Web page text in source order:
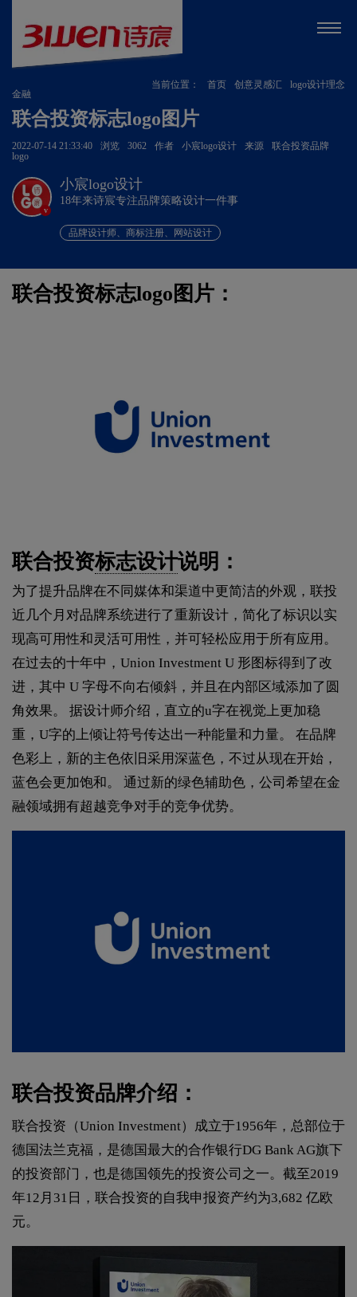
当前位置： 首页 创意灵感汇
logo设计理念
金融
联合投资标志logo图片
2022-07-14 21:33:40 浏览 3062 作者 小宸logo设计 来源
联合投资品牌
logo
v
小宸logo设计
18年来诗宸专注品牌策略设计一件事
品牌设计师、商标注册、网站设计
联合投资标志logo图片：
联合投资标志设计说明：
为了提升品牌在不同媒体和渠道中更简洁的外观，联投
近几个月对品牌系统进行了重新设计，简化了标识以实
现高可用性和灵活可用性，并可轻松应用于所有应用。
在过去的十年中，Union Investment U 形图标得到了改
进，其中 U 字母不向右倾斜，并且在内部区域添加了圆
角效果。 据设计师介绍，直立的u字在视觉上更加稳
重，U字的上倾让符号传达出一种能量和力量。 在品牌
色彩上，新的主色依旧采用深蓝色，不过从现在开始，
蓝色会更加饱和。 通过新的绿色辅助色，公司希望在金
融领域拥有超越竞争对手的竞争优势。
联合投资品牌介绍：
联合投资（Union Investment）成立于1956年，总部位于
德国法兰克福，是德国最大的合作银行DG Bank AG旗下
的投资部门，也是德国领先的投资公司之一。截至2019
年12月31日，联合投资的自我申报资产约为3,682 亿欧
元。